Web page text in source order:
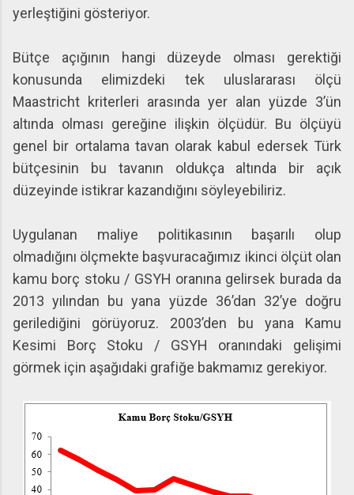
yerleştiğini gösteriyor.
Bütçe açığının hangi düzeyde olması gerektiği
konusunda elimizdeki tek uluslararası ölçü
Maastricht kriterleri arasında yer alan yüzde 3’ün
altında olması gereğine ilişkin ölçüdür. Bu ölçüyü
genel bir ortalama tavan olarak kabul edersek Türk
bütçesinin bu tavanın oldukça altında bir açık
düzeyinde istikrar kazandığını söyleyebiliriz.
Uygulanan maliye politikasının başarılı olup
olmadığını ölçmekte başvuracağımız ikinci ölçüt olan
kamu borç stoku / GSYH oranına gelirsek burada da
2013 yılından bu yana yüzde 36’dan 32’ye doğru
gerilediğini görüyoruz. 2003’den bu yana Kamu
Kesimi Borç Stoku / GSYH oranındaki gelişimi
görmek için aşağıdaki grafiğe bakmamız gerekiyor.